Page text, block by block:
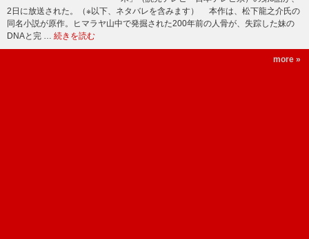
2日に放送された。（※以下、ネタバレを含みます） 本作は、松下龍之介氏の
同名小説が原作。ヒマラヤ山中で発掘された200年前の人骨が、失踪した妹の
DNAと完 … 続きを読む
more »